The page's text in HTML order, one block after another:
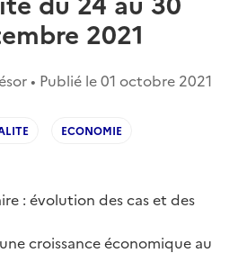
2021
• Publié le01 octobre 2021
ECONOMIE
: évolution des cas et des
croissance économique au